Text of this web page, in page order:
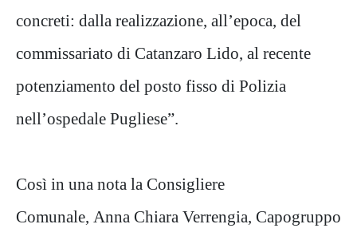
concreti: dalla realizzazione, all’epoca, del
commissariato di Catanzaro Lido, al recente
potenziamento del posto fisso di Polizia
nell’ospedale Pugliese”.
Così in una nota la Consigliere
Comunale, Anna Chiara Verrengia, Capogruppo